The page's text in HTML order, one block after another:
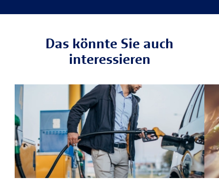
Das könnte Sie auch
interessieren